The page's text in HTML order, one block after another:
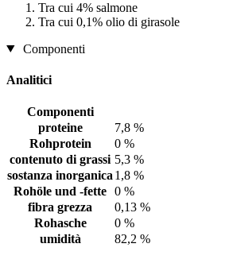
Tra cui 4% salmone
Tra cui 0,1% olio di girasole
Componenti
Analitici
Componenti
proteine
7,8 %
Rohprotein
0 %
contenuto di grassi 5,3 %
sostanza inorganica 1,8 %
Rohöle und -fette 0 %
fibra grezza
0,13 %
Rohasche
0 %
umidità
82,2 %